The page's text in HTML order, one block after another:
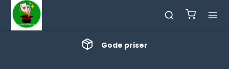
Masser af nyheder